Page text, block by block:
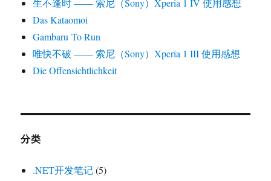
生不逢时 —— 索尼（Sony）Xperia 1 IV 使用感想
Das Kataomoi
Gambaru To Run
唯快不破 —— 索尼（Sony）Xperia 1 III 使用感想
Die Offensichtlichkeit
分类
.NET开发笔记(5)